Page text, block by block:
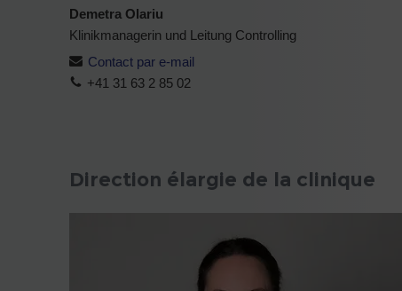
Demetra Olariu
Klinikmanagerin und Leitung Controlling
Contact par e-mail
+41 31 63 2 85 02
Direction élargie de la clinique